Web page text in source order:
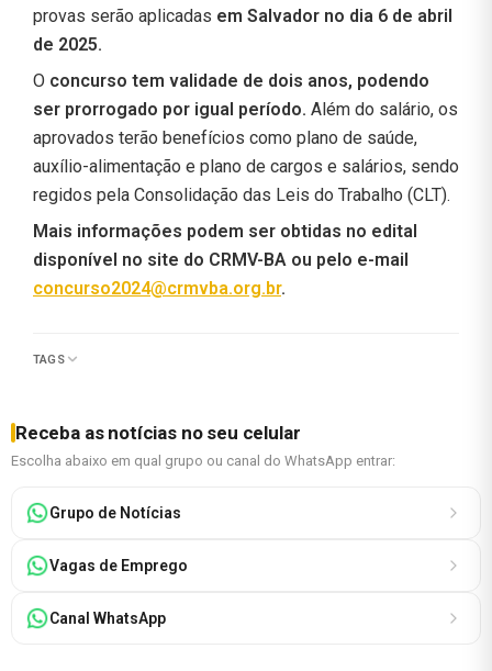
provas serão aplicadas em Salvador no dia 6 de abril
de 2025.
O concurso tem validade de dois anos, podendo
ser prorrogado por igual período. Além do salário, os
aprovados terão benefícios como plano de saúde,
auxílio-alimentação e plano de cargos e salários, sendo
regidos pela Consolidação das Leis do Trabalho (CLT).
Mais informações podem ser obtidas no edital
disponível no site do CRMV-BA ou pelo e-mail
concurso2024@crmvba.org.br.
TAGS
Receba as notícias no seu celular
Escolha abaixo em qual grupo ou canal do WhatsApp entrar:
Grupo de Notícias
Vagas de Emprego
Canal WhatsApp